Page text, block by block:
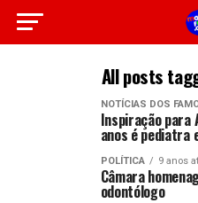
All posts
NOTÍCIAS DOS
Inspiração para
anos é pediatra
POLÍTICA 9 anos
Câmara
odontólogo